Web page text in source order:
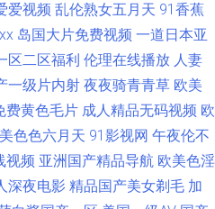
久热国产精品视频 69黄页网站 avtt一
V欧美视频 综合色情第七页 91大神福利
毛片 91黑丝在线 传媒在线观看 www91
精品自拍97在线 伊人午夜剧场 97人妖
爱视频 乱伦熟女五月天 91香蕉
岛国大片免费视频 一道日本亚
区二区福利 伦理在线播放 人妻
一级片内射 夜夜骑青青草 欧美
费黄色毛片 成人精品无码视频 欧
色色六月天 91影视网 午夜伦不
视频 亚洲国产精品导航 欧美色淫
深夜电影 精品国产美女剃毛 加